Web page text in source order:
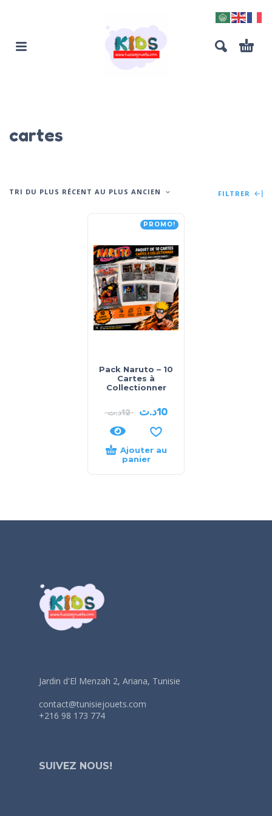
cartes
TRI DU PLUS RÉCENT AU PLUS ANCIEN FILTRER
PROMO!
Pack Naruto – 10
Cartes à
Collectionner
12د.ت 10د.ت
Ajouter au
panier
Jardin d'El Menzah 2, Ariana, Tunisie
contact@tunisiejouets.com
+216 98 173 774
SUIVEZ NOUS!